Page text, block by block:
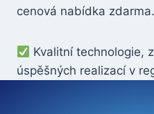
cenová nabídka zdarma.
Kvalitní technologie,
úspěšných realizací v